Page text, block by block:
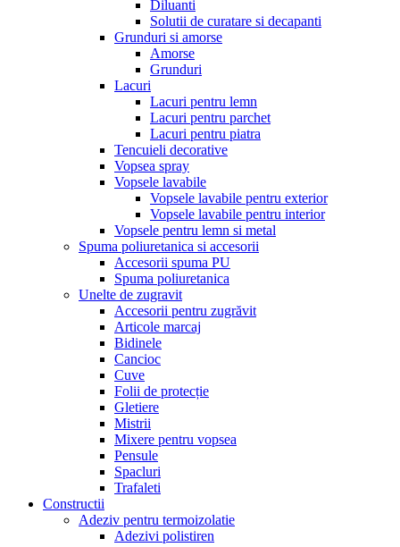
Diluanti
Solutii de curatare si decapanti
Grunduri si amorse
Amorse
Grunduri
Lacuri
Lacuri pentru lemn
Lacuri pentru parchet
Lacuri pentru piatra
Tencuieli decorative
Vopsea spray
Vopsele lavabile
Vopsele lavabile pentru exterior
Vopsele lavabile pentru interior
Vopsele pentru lemn si metal
Spuma poliuretanica si accesorii
Accesorii spuma PU
Spuma poliuretanica
Unelte de zugravit
Accesorii pentru zugrăvit
Articole marcaj
Bidinele
Cancioc
Cuve
Folii de protecție
Gletiere
Mistrii
Mixere pentru vopsea
Pensule
Spacluri
Trafaleti
Constructii
Adeziv pentru termoizolatie
Adezivi polistiren